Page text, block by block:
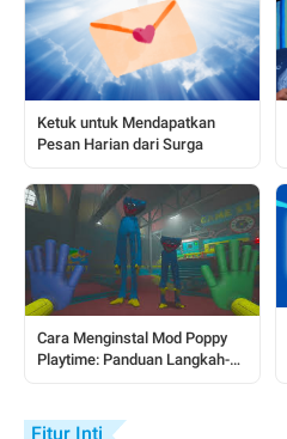
Ketuk untuk Mendapatkan
Pesan Harian dari Surga
Cara Menginstal Mod Poppy
Playtime: Panduan Langkah-
Fitur Inti